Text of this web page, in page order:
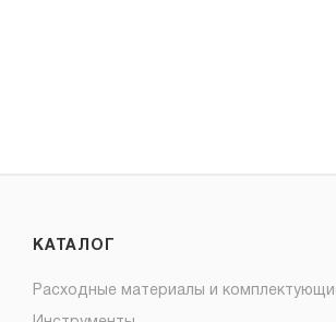
КАТАЛОГ
Расходные материалы и